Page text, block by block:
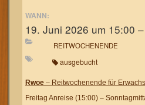
WANN:
19. Juni 2026 um 15:00
REITWOCHENENDE
ausgebucht
Rwoe – Reitwochenende für
Freitag Anreise (15:00) –